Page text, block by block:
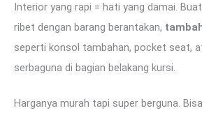
Interior yang rapi = hati yang damai.
ribet dengan barang berantakan,
seperti konsol tambahan, pocket seat,
serbaguna di bagian belakang kursi.
Harganya murah tapi super berguna.